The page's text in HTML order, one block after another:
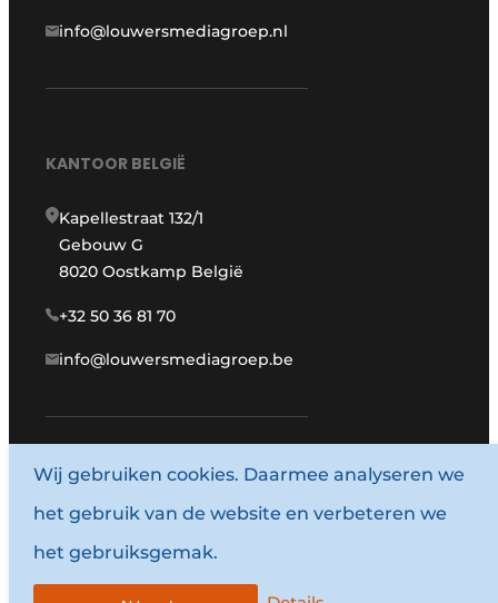
info@louwersmediagroep.nl
KANTOOR BELGIË
Kapellestraat 132/1
Gebouw G
8020 Oostkamp België
+32 50 36 81 70
info@louwersmediagroep.be
www.louwersmediagroep.com
© 1987 - 2026 Louwersmediagroep.
Algemene voorwaarden
Wij gebruiken cookies. Daarmee analyseren we
het gebruik van de website en verbeteren we
het gebruiksgemak.